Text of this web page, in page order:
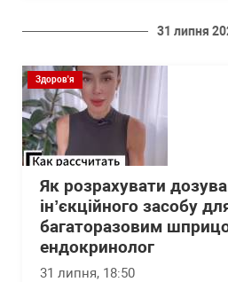
31 липня
Здоров'я
Як розрахувати
інʼєкційного засобу
багаторазовим
ендокринолог
31 липня, 18:50